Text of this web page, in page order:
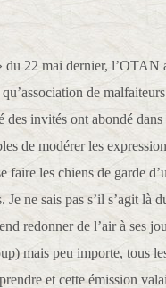
22 mai dernier, l’OTAN
de
des invités ont abondé
de modérer les
faire les chiens de garde
ne sais pas s’il s’agit là
redonner de l’air à ses
mais peu importe, tous
et cette émission